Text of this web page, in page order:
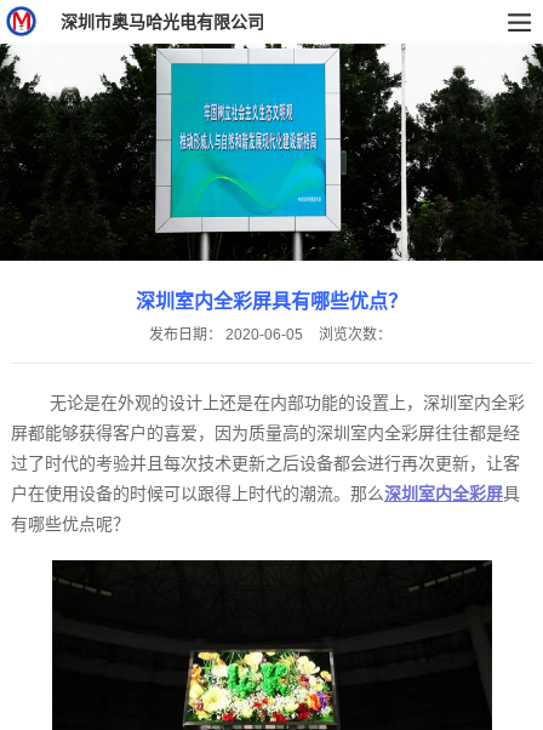
深圳市奥马哈光电有限公司
深圳室内全彩屏具有哪些优点？
发布日期： 2020-06-05 浏览次数：
无论是在外观的设计上还是在内部功能的设置上，深圳室内全彩
屏都能够获得客户的喜爱，因为质量高的深圳室内全彩屏往往都是经
过了时代的考验并且每次技术更新之后设备都会进行再次更新，让客
户在使用设备的时候可以跟得上时代的潮流。那么深圳室内全彩屏具
有哪些优点呢？